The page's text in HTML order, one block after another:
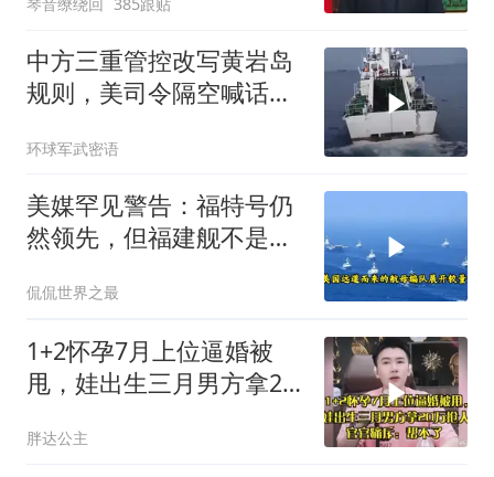
中方三重管控改写黄岩岛
规则，美司令隔空喊话露
环球军武密语
美媒罕见警告：福特号仍
然领先，但福建舰不是中
侃侃世界之最
1+2怀孕7月上位逼婚被
甩，娃出生三月男方拿20
胖达公主